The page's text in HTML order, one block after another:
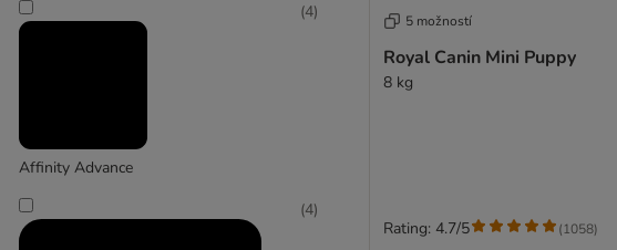
Krmivo pro malá plemena
Doplňky pro malá plemena
Affinity Advance
(4)
(4)
5 možností
Royal Canin Mini Puppy
8 kg
Rating: 4.7/5 (1058)